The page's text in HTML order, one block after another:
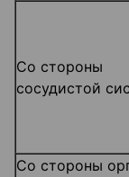
Со стороны
сосудистой
Со стороны